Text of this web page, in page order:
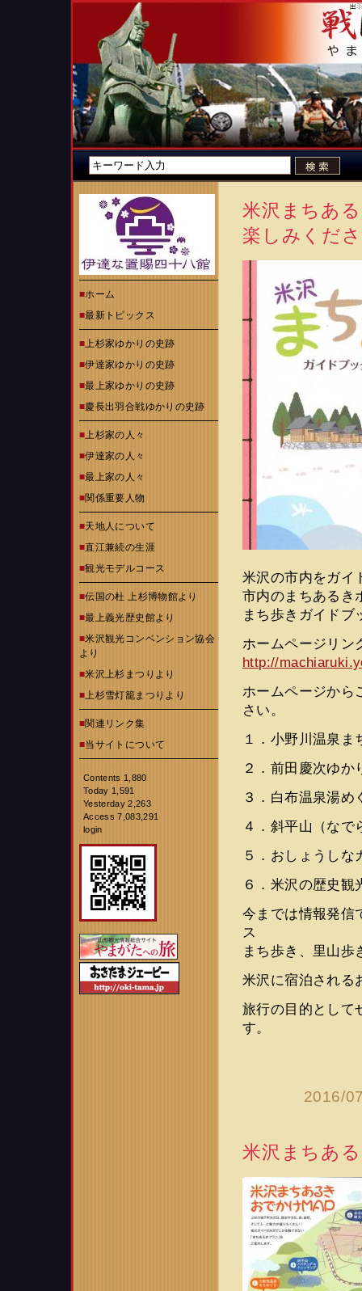
■ホーム
■最新トピックス
■上杉家ゆかりの史跡
■伊達家ゆかりの史跡
■最上家ゆかりの史跡
■慶長出羽合戦ゆかりの史跡
■上杉家の人々
■伊達家の人々
■最上家の人々
■関係重要人物
■天地人について
■直江兼続の生涯
■観光モデルコース
■伝国の杜 上杉博物館より
■最上義光歴史館より
■米沢観光コンベンション協会
より
■米沢上杉まつりより
■上杉雪灯籠まつりより
■関連リンク集
■当サイトについて
Contents 1,880
Today 1,591
Yesterday 2,263
Access 7,083,291
login
米沢まちあ
楽しみくだ
米沢の市内をガイ
市内のまちあるき
まち歩きガイドブ
ホームページリン
http://
ホームページから
さい。
１．小野川温泉ま
２．前田慶次ゆか
３．白布温泉湯め
４．斜平山（な
５．おしょうし
６．米沢の歴史
今までは情報発信
ス
まち歩き、里山歩
米沢に宿泊される
旅行の目的として
す。
2016/
米沢まちあ